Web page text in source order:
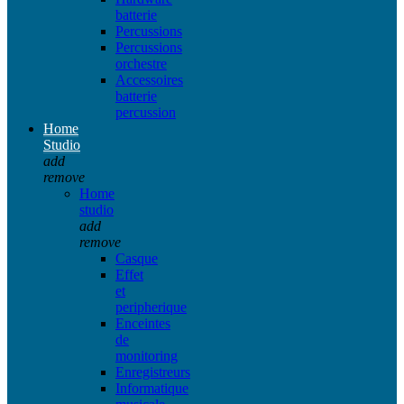
batterie
Percussions
Percussions
orchestre
Accessoires
batterie
percussion
Home
Studio
add
remove
Home
studio
add
remove
Casque
Effet
et
peripherique
Enceintes
de
monitoring
Enregistreurs
Informatique